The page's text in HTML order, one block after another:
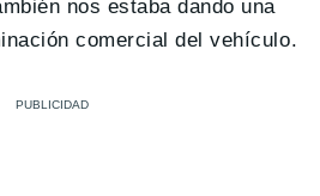
nos estaba dando una
comercial del vehículo.